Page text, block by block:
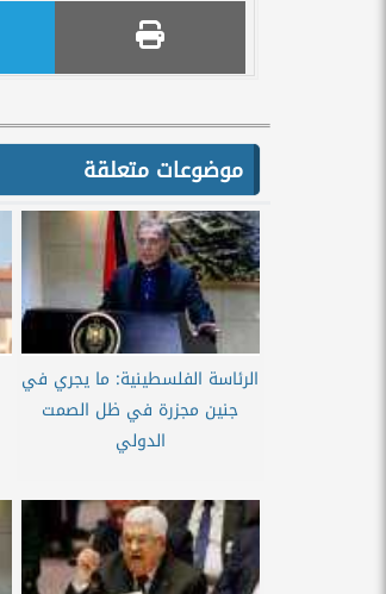
موضوعات متعلقة
الرئاسة الفلسطينية: ما يجري في
جنين مجزرة في ظل الصمت
الدولي